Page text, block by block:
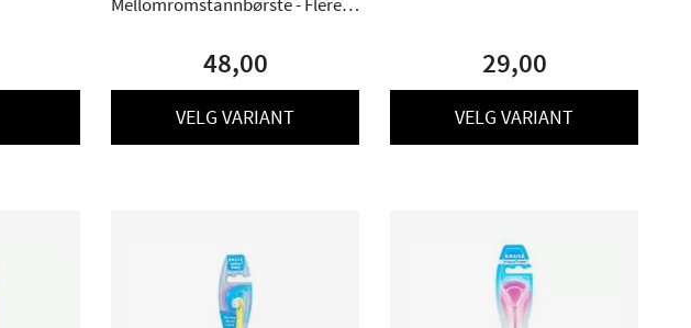
48,00
VELG VARIANT
29,00
VELG VARIANT